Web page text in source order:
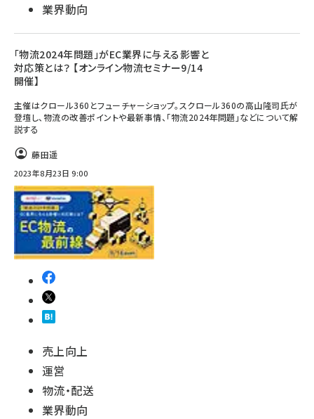
業界動向
「物流2024年問題」がEC業界に与える影響と
対応策とは？ 【オンライン物流セミナー9/14
開催】
主催はクロール360とフューチャーショップ。スクロール360の高山隆司氏が
登壇し、物流の改善ポイントや最新事情、「物流2024年問題」などについて解
説する
藤田遥
2023年8月23日 9:00
売上向上
運営
物流・配送
業界動向